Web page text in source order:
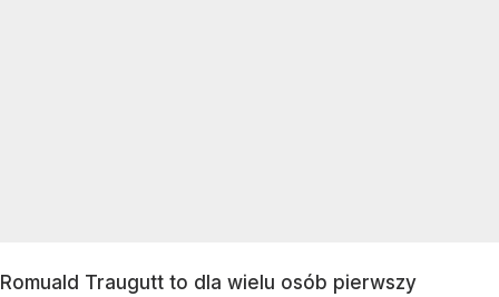
Romuald Traugutt to dla wielu osób pierwszy